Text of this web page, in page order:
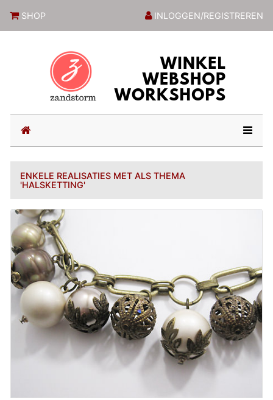
SHOP INLOGGEN/REGISTREREN
(current)
ENKELE REALISATIES MET ALS THEMA
'HALSKETTING'